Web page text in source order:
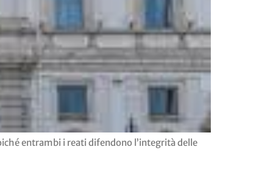
entrambi i reati difendono l’integrità delle